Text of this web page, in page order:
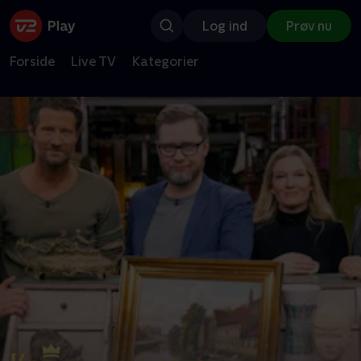
Log ind Prøv nu
Forside Live TV Kategorier